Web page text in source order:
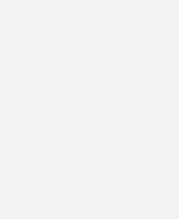
bis zu
ist unsozial. Der Staat kann
Gebäude
den Geldhahn für die
Sozial orientierte
können sich das
die Prinzipien der